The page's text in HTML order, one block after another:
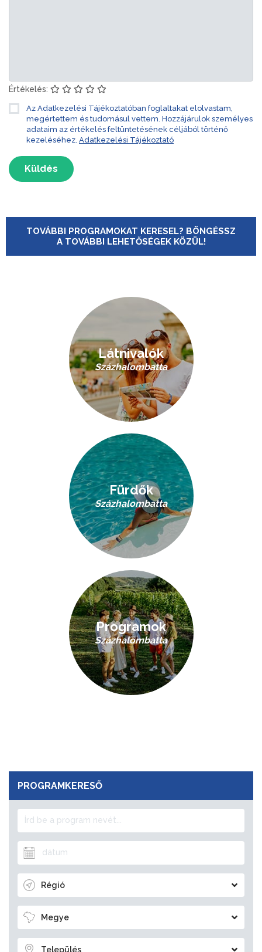
Értékelés:
Az Adatkezelési Tájékoztatóban foglaltakat elolvastam,
megértettem és tudomásul vettem. Hozzájárulok személyes
adataim az értékelés feltüntetésének céljából történő
kezeléséhez. Adatkezelési Tájékoztató
Küldés
TOVÁBBI PROGRAMOKAT KERESEL? BÖNGÉSSZ
A TOVÁBBI LEHETŐSÉGEK KÖZÜL!
Látnivalók
Százhalombatta
Fürdők
Százhalombatta
Programok
Százhalombatta
PROGRAMKERESŐ
Régió
Megye
Település